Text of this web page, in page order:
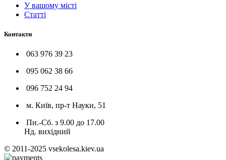
У вашому місті
Статті
Контакти
063 976 39 23
095 062 38 66
096 752 24 94
м. Київ, пр-т Науки, 51
Пн.-Сб. з 9.00 до 17.00
Нд. вихідний
© 2011-2025 vsekolesa.kiev.ua